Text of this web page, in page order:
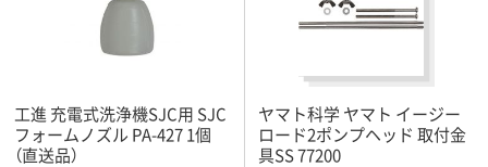
工進 充電式洗浄機SJC用 SJC
フォームノズル PA-427 1個
（直送品）
ヤマト科学 ヤマト イージー
ロード2ポンプヘッド 取付金
具SS 77200